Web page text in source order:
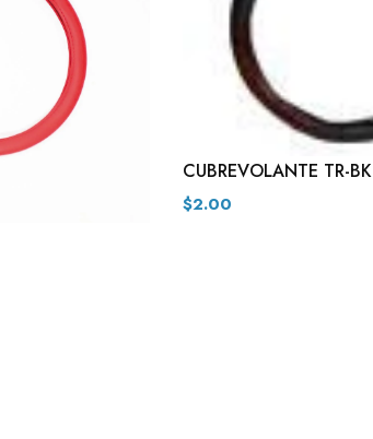
CUBREVOLANTE TR-BK
$2.00